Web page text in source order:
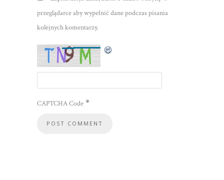
przeglądarce aby wypełnić dane podczas pisania
kolejnych komentarzy.
CAPTCHA Code *